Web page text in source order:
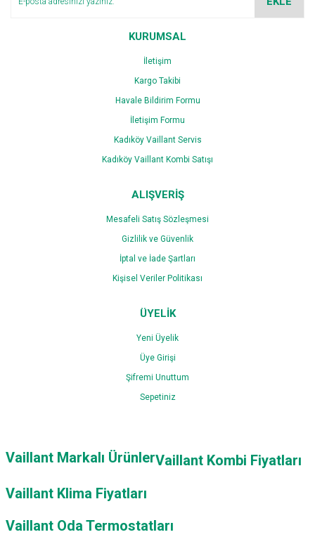
Bu ürüne benzer farklı alternatifler olmalı.
Gönder
KURUMSAL
İletişim
Kargo Takibi
Havale Bildirim Formu
İletişim Formu
Kadıköy Vaillant Servis
Kadıköy Vaillant Kombi Satışı
ALIŞVERİŞ
Mesafeli Satış Sözleşmesi
Gizlilik ve Güvenlik
İptal ve İade Şartları
Kişisel Veriler Politikası
ÜYELİK
Yeni Üyelik
Üye Girişi
Şifremi Unuttum
Sepetiniz
Vaillant Markalı ÜrünlerVaillant Kombi Fiyatları
Vaillant Klima Fiyatları
Vaillant Oda Termostatları